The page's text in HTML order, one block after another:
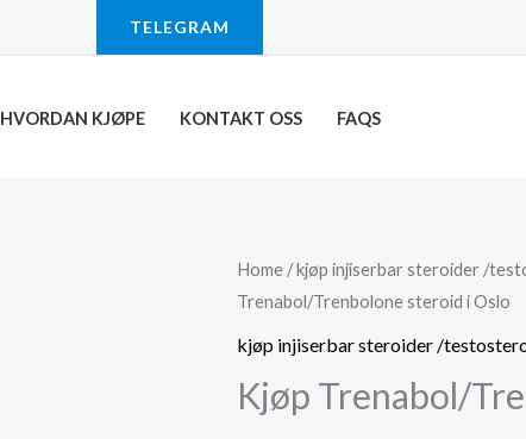
TELEGRAM
HVORDAN KJØPE KONTAKT OSS FAQS
Home /kjøp injiserbar steroider /
Trenabol/Trenbolone steroid i Oslo
kjøp injiserbar steroider /
Kjøp Trenabol/